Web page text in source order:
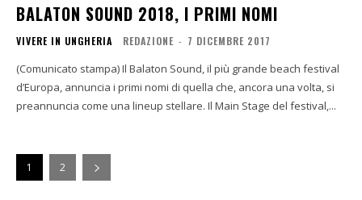
BALATON SOUND 2018, I PRIMI NOMI
VIVERE IN UNGHERIA REDAZIONE - 7 DICEMBRE 2017
(Comunicato stampa) Il Balaton Sound, il più grande beach festival
d’Europa, annuncia i primi nomi di quella che, ancora una volta, si
preannuncia come una lineup stellare. Il Main Stage del festival,...
1 2